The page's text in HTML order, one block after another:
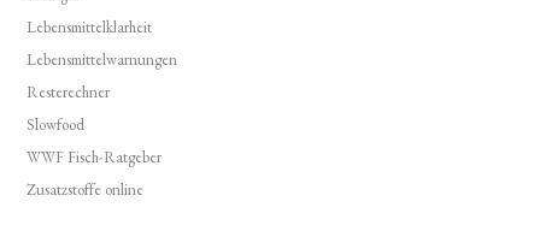
Lebensmittelklarheit
Lebensmittelwarnungen
Resterechner
Slowfood
WWF Fisch-Ratgeber
Zusatzstoffe online